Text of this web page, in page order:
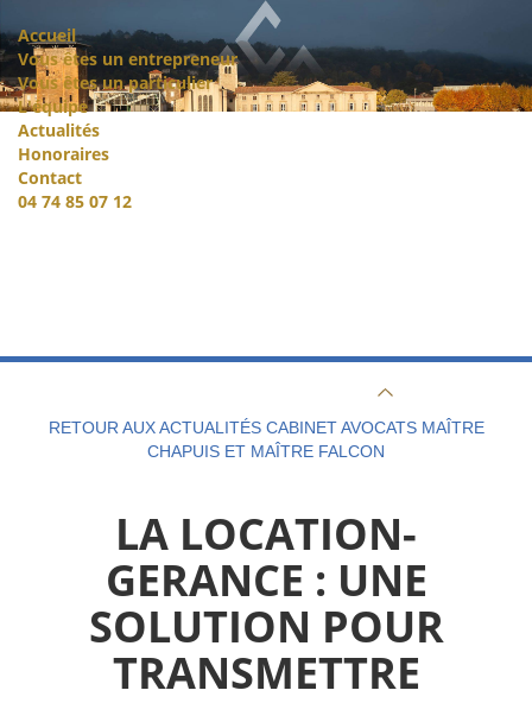
Accueil
Vous êtes un entrepreneur
Vous êtes un particulier
L'équipe
Actualités
Honoraires
Contact
04 74 85 07 12
RETOUR AUX ACTUALITÉS CABINET AVOCATS MAÎTRE
CHAPUIS ET MAÎTRE FALCON
LA LOCATION-
GERANCE : UNE
SOLUTION POUR
TRANSMETTRE